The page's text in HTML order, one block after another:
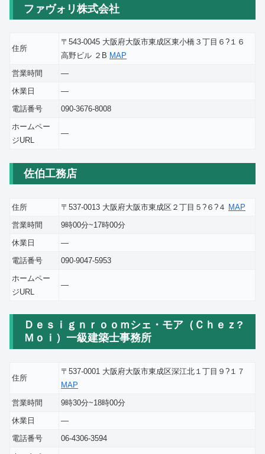
ファヴォリ株式会社
住所
〒543-0045 大阪府大阪市東成区東小橋３丁目６?１６
高野ビル ２B MAP
営業時間
―
休業日
―
電話番号
090-3676-8008
ホームペー
ジURL
―
佐伯工務店
住所 〒537-0013 大阪府大阪市東成区２丁目５?６?４ MAP
営業時間
9時00分~17時00分
休業日
―
電話番号
090-9047-5953
ホームペー
ジURL
―
Ｄｅｓｉｇｎｒｏｏｍシェ・モア（Ｃｈｅｚ?
Ｍｏｉ）一級建築士事務所
住所
〒537-0001 大阪府大阪市東成区深江北１丁目９?１７
MAP
営業時間
9時30分~18時00分
休業日
―
電話番号
06-4306-3594